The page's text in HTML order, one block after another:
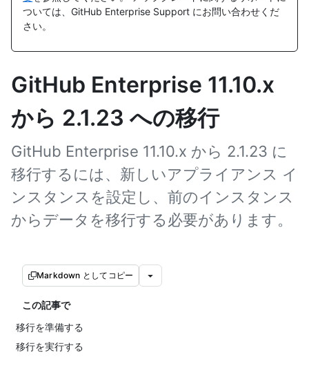
ついては、GitHub Enterprise Support にお問い合わせくだ
さい。
GitHub Enterprise 11.10.x
から 2.1.23 への移行
GitHub Enterprise 11.10.x から 2.1.23 に
移行するには、新しいアプライアンス イ
ンスタンスを設定し、前のインスタンス
からデータを移行する必要があります。
Markdown としてコピー
この記事で
移行を準備する
移行を実行する